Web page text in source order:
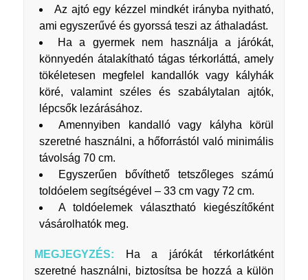
Az ajtó egy kézzel mindkét irányba nyitható,
ami egyszerűvé és gyorssá teszi az áthaladást.
Ha a gyermek nem használja a járókát,
könnyedén átalakítható tágas térkorláttá, amely
tökéletesen megfelel kandallók vagy kályhák
köré, valamint széles és szabálytalan ajtók,
lépcsők lezárásához.
Amennyiben kandalló vagy kályha körül
szeretné használni, a hőforrástól való minimális
távolság 70 cm.
Egyszerűen bővíthető tetszőleges számú
toldóelem segítségével – 33 cm vagy 72 cm.
A toldóelemek választható kiegészítőként
vásárolhatók meg.
MEGJEGYZÉS: Ha a járókát térkorlátként
szeretné használni, biztosítsa be hozzá a külön